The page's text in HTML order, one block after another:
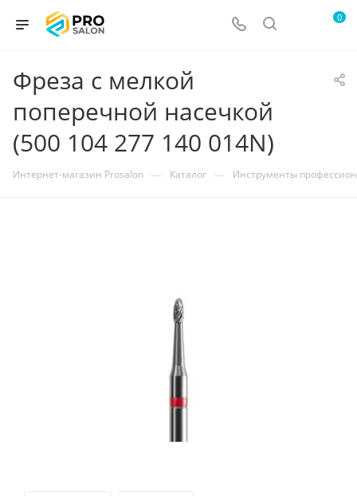
0
Фреза с мелкой
поперечной насечкой
(500 104 277 140 014N)
Интернет-магазин Prosalon — Каталог — Инструменты